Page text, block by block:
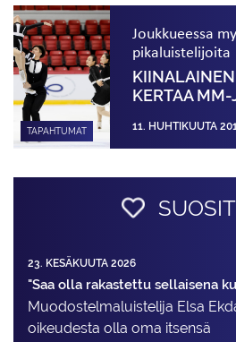
TAPAHTUMAT
Joukkueessa
pikaluistelijoita
KIINALAINEN
KERTAA
11. HUHTIKUUTA
23. KESÄKUUTA 2026
"Saa olla rakastettu sellaisena
Muodostelma­luistelija Elsa
oikeudesta olla oma itsensä